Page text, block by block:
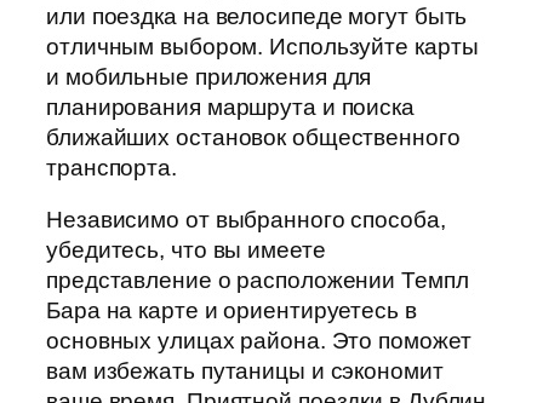
или поездка на велосипеде могут быть
отличным выбором. Используйте карты
и мобильные приложения для
планирования маршрута и поиска
ближайших остановок общественного
транспорта.
Независимо от выбранного способа,
убедитесь, что вы имеете
представление о расположении Темпл
Бара на карте и ориентируетесь в
основных улицах района. Это поможет
вам избежать путаницы и сэкономит